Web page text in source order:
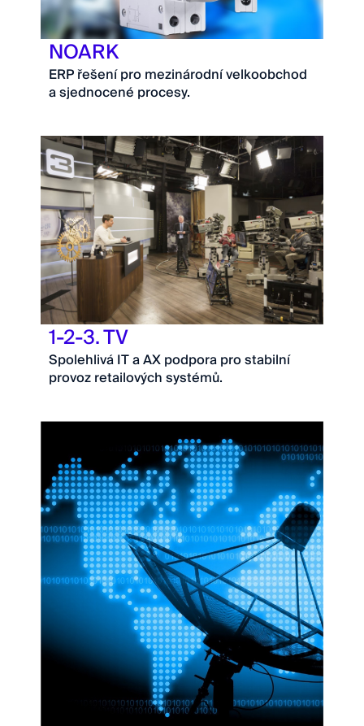
NOARK
ERP řešení pro mezinárodní velkoobchod
a sjednocené procesy.
1-2-3. TV
Spolehlivá IT a AX podpora pro stabilní
provoz retailových systémů.